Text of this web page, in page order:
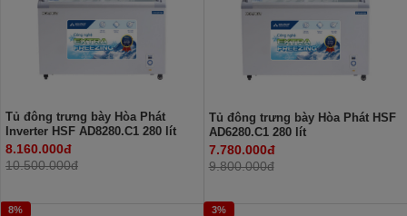
Tủ đông trưng bày Hòa Phát
Inverter HSF AD8280.C1 280 lít
8.160.000đ
10.500.000đ
Tủ đông trưng bày Hòa Phát HSF
AD6280.C1 280 lít
7.780.000đ
9.800.000đ
8% 3%